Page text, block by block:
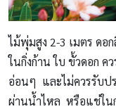
ไม้พุ่มสูง 2-3 เมตร ดอ
ในกิ่งก้าน ใบ ขั้วดอก ค
อ่อนๆ และไม่ควรรับป
ผ่านน้ำไหล หรือแช่ใน